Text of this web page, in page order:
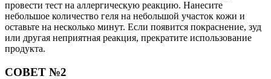
провести тест на аллергическую реакцию. Нанесите
небольшое количество геля на небольшой участок кожи и
оставьте на несколько минут. Если появится покраснение, зуд
или другая неприятная реакция, прекратите использование
продукта.
СОВЕТ №2